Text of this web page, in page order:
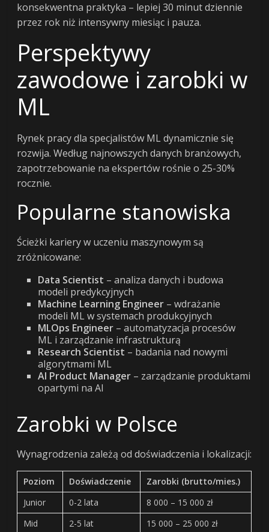
konsekwentna praktyka – lepiej 30 minut dziennie
przez rok niż intensywny miesiąc i pauza.
Perspektywy
zawodowe i zarobki w
ML
Rynek pracy dla specjalistów ML dynamicznie się
rozwija. Według najnowszych danych branżowych,
zapotrzebowanie na ekspertów rośnie o 25-30%
rocznie.
Popularne stanowiska
Ścieżki kariery w uczeniu maszynowym są
zróżnicowane:
Data Scientist – analiza danych i budowa
modeli predykcyjnych
Machine Learning Engineer – wdrażanie
modeli ML w systemach produkcyjnych
MLOps Engineer – automatyzacja procesów
ML i zarządzanie infrastrukturą
Research Scientist – badania nad nowymi
algorytmami ML
AI Product Manager – zarządzanie produktami
opartymi na AI
Zarobki w Polsce
Wynagrodzenia zależą od doświadczenia i lokalizacji:
Poziom Doświadczenie
Zarobki (brutto/mies.)
Junior
0-2 lata
8 000 – 15 000 zł
Mid
2-5 lat 15 000 – 25 000 zł